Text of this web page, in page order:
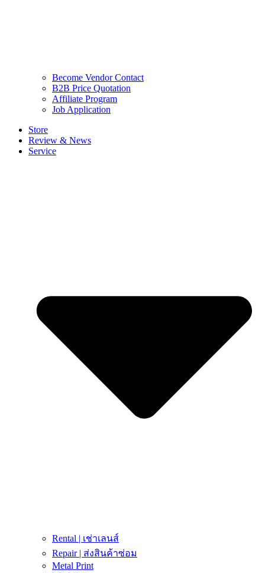
Become Vendor Contact
B2B Price Quotation
Affiliate Program
Job Application
Store
Review & News
Service
Rental | เช่าเลนส์
Repair | ส่งสินค้าซ่อม
Metal Print